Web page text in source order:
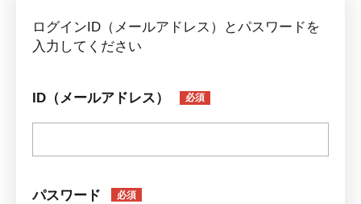
ログインID（メールアドレス）とパスワードを
入力してください
ID（メールアドレス） 必須
パスワード 必須